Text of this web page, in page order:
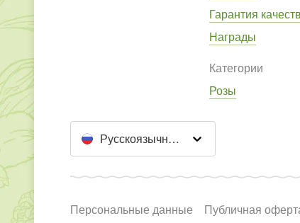
Гарантия
Награды
Категории
Розы
Русскоязычный сайт
Персональные данные Публичная